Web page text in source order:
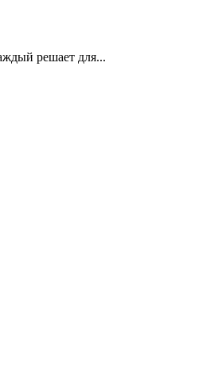
решает для...